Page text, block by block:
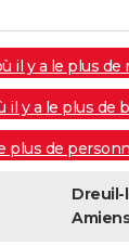
il y a le plus de
il y a le plus de
plus de
Dreuil-
Amiens